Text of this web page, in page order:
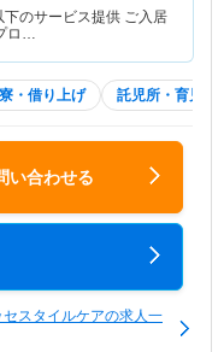
下のサービス提供 ご入居
ロ…
寮・借り上げ 託児所・育児補
い合わせる
スタイルケアの求人一